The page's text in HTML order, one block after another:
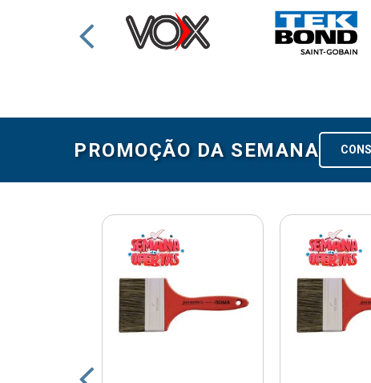
PROMOÇÃO DA SEMANA